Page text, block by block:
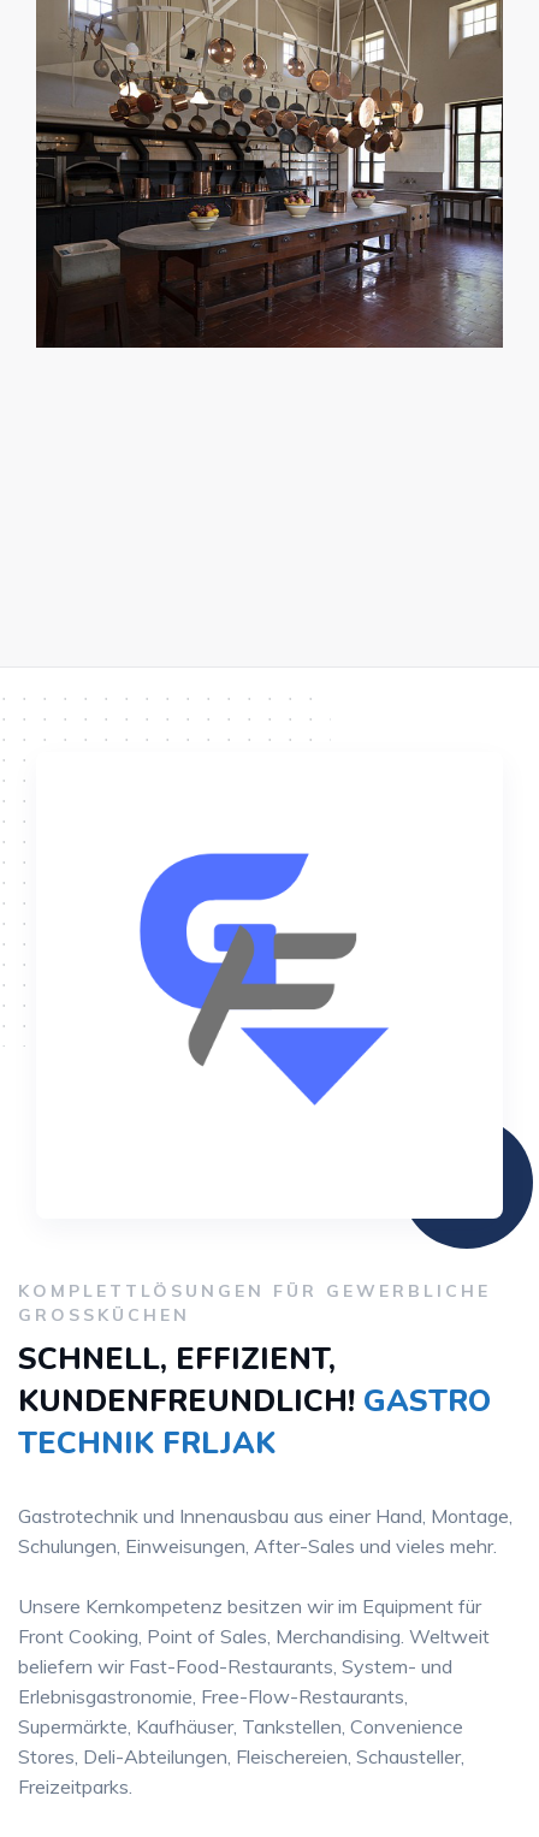
GastroTechnik Frljak –
Komplettlösungen für
gewerbliche
Großküchen.
Die Kontinuität in der Unternehmensführung und
ein sicheres Gespür für die Bedürfnisse der
Kunden begründen den Geschäftserfolg.
KOMPLETTLÖSUNGEN FÜR GEWERBLICHE
GROSSKÜCHEN
SCHNELL, EFFIZIENT,
KUNDENFREUNDLICH! GASTRO
TECHNIK FRLJAK
Gastrotechnik und Innenausbau aus einer Hand, Montage,
Schulungen, Einweisungen, After-Sales und vieles mehr.
Unsere Kernkompetenz besitzen wir im Equipment für
Front Cooking, Point of Sales, Merchandising. Weltweit
beliefern wir Fast-Food-Restaurants, System- und
Erlebnisgastronomie, Free-Flow-Restaurants,
Supermärkte, Kaufhäuser, Tankstellen, Convenience
Stores, Deli-Abteilungen, Fleischereien, Schausteller,
Freizeitparks.